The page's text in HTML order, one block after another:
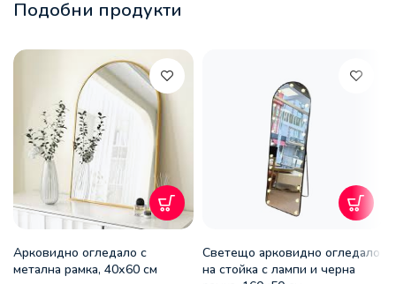
Подобни продукти
Арковидно огледало с
метална рамка, 40х60 см
Светещо арковидно огледало
на стойка с лампи и черна